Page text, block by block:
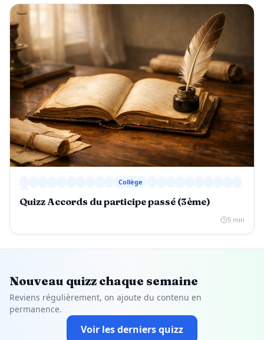
Collège
Quizz Accords du participe passé (3ème)
5 min
Nouveau quizz chaque semaine
Reviens régulièrement, on ajoute du contenu en
permanence.
Voir les derniers quizz